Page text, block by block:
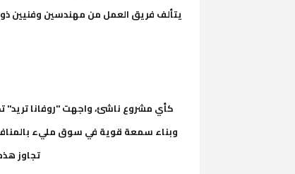
يتألف فريق العمل من مهندسين وفنيين
كأي مشروع ناشئ، واجهت "روفانا تريد"
وبناء سمعة قوية في سوق مليء
تجاوز